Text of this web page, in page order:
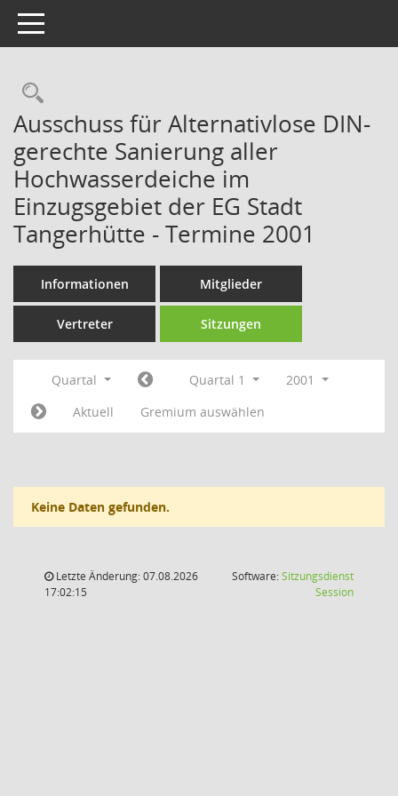
Toggle navigation
Rechercheauswahl
Ausschuss für Alternativlose DIN-
gerechte Sanierung aller
Hochwasserdeiche im
Einzugsgebiet der EG Stadt
Tangerhütte - Termine 2001
Informationen Mitglieder
Vertreter Sitzungen
Quartal Quartal 1
2001
Aktuell
Gremium auswählen
Keine Daten gefunden.
Letzte Änderung: 07.08.2026
17:02:15
Software:Sitzungsdienst
Session(Wird in